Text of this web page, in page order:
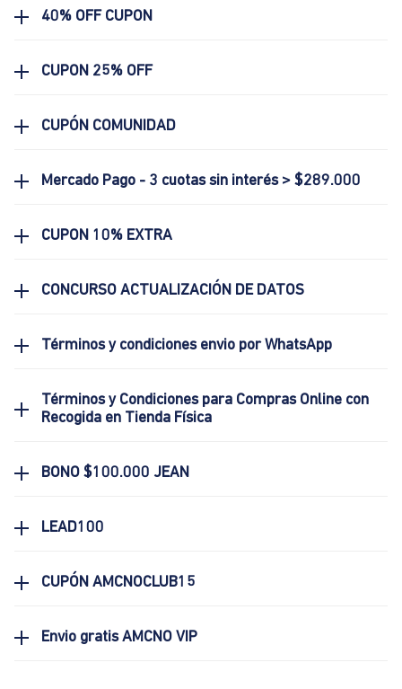
40% OFF CUPON
CUPON 25% OFF
CUPÓN COMUNIDAD
Mercado Pago - 3 cuotas sin interés > $289.000
CUPON 10% EXTRA
CONCURSO ACTUALIZACIÓN DE DATOS
Términos y condiciones envio por WhatsApp
Términos y Condiciones para Compras Online con
Recogida en Tienda Física
BONO $100.000 JEAN
LEAD100
CUPÓN AMCNOCLUB15
Envio gratis AMCNO VIP